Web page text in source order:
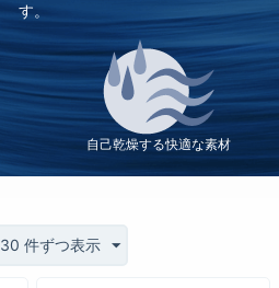
す。
自己乾燥する快適な素材
30 件ずつ表示